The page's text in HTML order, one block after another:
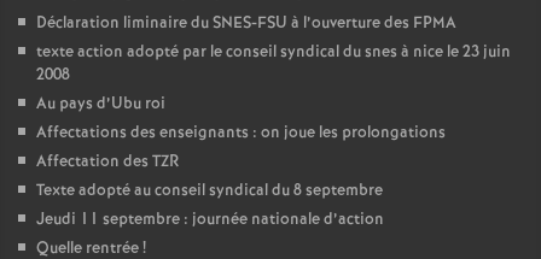
Déclaration liminaire du SNES-FSU à l’ouverture des FPMA
texte action adopté par le conseil syndical du snes à nice le 23 juin
2008
Au pays d’Ubu roi
Affectations des enseignants : on joue les prolongations
Affectation des TZR
Texte adopté au conseil syndical du 8 septembre
Jeudi 11 septembre : journée nationale d’action
Quelle rentrée!